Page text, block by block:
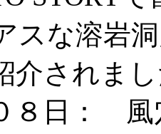
スな溶岩
介されま
８日： 風